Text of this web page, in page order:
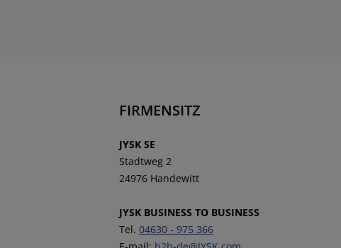
FIRMENSITZ
JYSK SE
Stadtweg 2
24976 Handewitt
JYSK BUSINESS TO BUSINESS
Tel. 04630 - 975 366